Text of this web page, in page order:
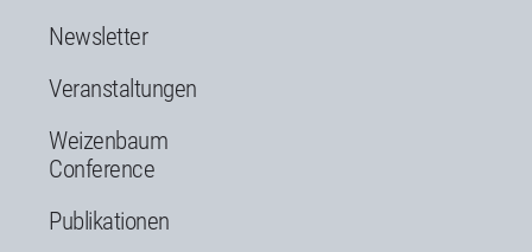
Newsletter
Veranstaltungen
Weizenbaum
Conference
Publikationen